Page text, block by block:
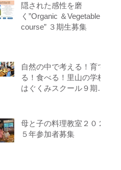
隠された感性を磨
く”Organic ＆Vegetable
course” ３期生募集
自然の中で考える！育て
る！食べる！里山の学校
はぐくみスクール９期生
母と子の料理教室２０２
５年参加者募集